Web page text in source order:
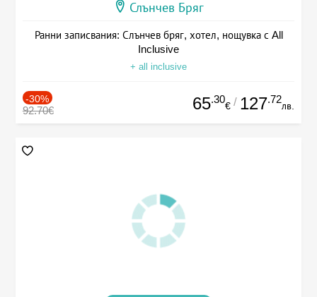
Слънчев Бряг
Ранни записвания: Слънчев бряг, хотел, нощувка с All
Inclusive
+ all inclusive
-30%
92.70€ 65.30
€ / 127.72
лв.